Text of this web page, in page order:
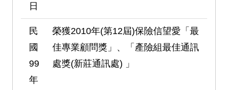
日
民
國
99
年
榮獲2010年(第12屆)保險信望愛「最
佳專業顧問獎」、「產險組最佳通訊
處獎(新莊通訊處) 」